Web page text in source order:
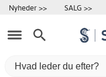
Nyheder >> SALG >>